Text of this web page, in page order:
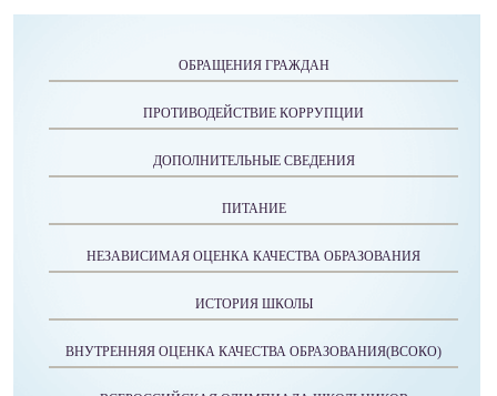
ОБРАЩЕНИЯ ГРАЖДАН
ПРОТИВОДЕЙСТВИЕ КОРРУПЦИИ
ДОПОЛНИТЕЛЬНЫЕ СВЕДЕНИЯ
ПИТАНИЕ
НЕЗАВИСИМАЯ ОЦЕНКА КАЧЕСТВА ОБРАЗОВАНИЯ
ИСТОРИЯ ШКОЛЫ
ВНУТРЕННЯЯ ОЦЕНКА КАЧЕСТВА ОБРАЗОВАНИЯ(ВСОКО)